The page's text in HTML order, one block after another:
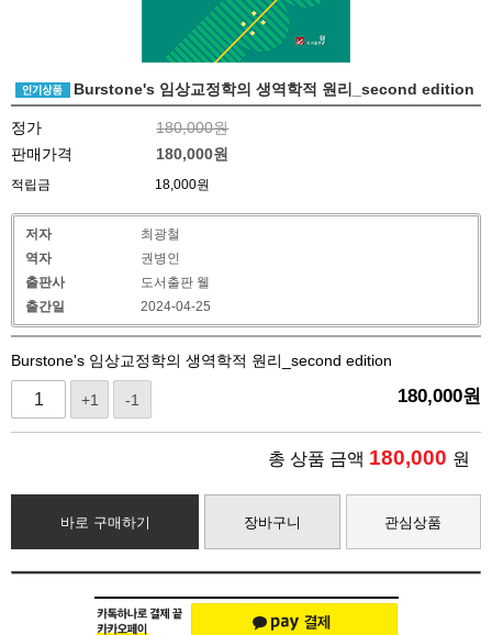
Burstone's 임상교정학의 생역학적 원리_second edition
정가
180,000원
판매가격
180,000원
적립금 18,000원
저자
최광철
역자
권병인
출판사
도서출판 웰
출간일
2024-04-25
Burstone's 임상교정학의 생역학적 원리_second edition
+1 -1 180,000원
총 상품 금액 180,000 원
바로 구매하기 장바구니 관심상품